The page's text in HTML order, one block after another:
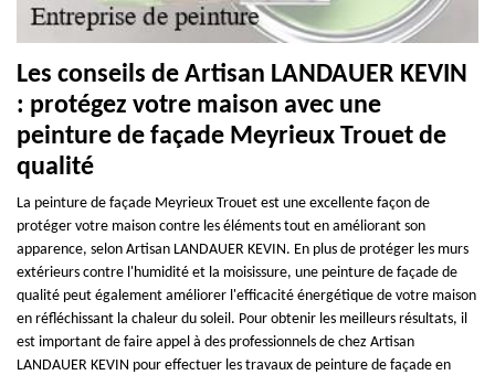
Les conseils de Artisan LANDAUER KEVIN
: protégez votre maison avec une
peinture de façade Meyrieux Trouet de
qualité
La peinture de façade Meyrieux Trouet est une excellente façon de
protéger votre maison contre les éléments tout en améliorant son
apparence, selon Artisan LANDAUER KEVIN. En plus de protéger les murs
extérieurs contre l'humidité et la moisissure, une peinture de façade de
qualité peut également améliorer l'efficacité énergétique de votre maison
en réfléchissant la chaleur du soleil. Pour obtenir les meilleurs résultats, il
est important de faire appel à des professionnels de chez Artisan
LANDAUER KEVIN pour effectuer les travaux de peinture de façade en